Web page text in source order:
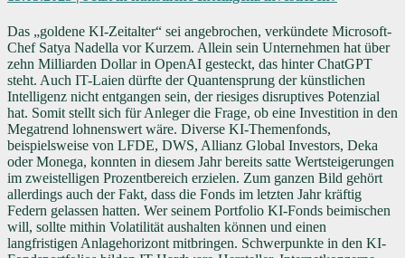
Das „goldene KI-Zeitalter“ sei angebrochen, verkündete Microsoft-
Chef Satya Nadella vor Kurzem. Allein sein Unternehmen hat über
zehn Milliarden Dollar in OpenAI gesteckt, das hinter ChatGPT
steht. Auch IT-Laien dürfte der Quantensprung der künstlichen
Intelligenz nicht entgangen sein, der riesiges disruptives Potenzial
hat. Somit stellt sich für Anleger die Frage, ob eine Investition in den
Megatrend lohnenswert wäre. Diverse KI-Themenfonds,
beispielsweise von LFDE, DWS, Allianz Global Investors, Deka
oder Monega, konnten in diesem Jahr bereits satte Wertsteigerungen
im zweistelligen Prozentbereich erzielen. Zum ganzen Bild gehört
allerdings auch der Fakt, dass die Fonds im letzten Jahr kräftig
Federn gelassen hatten. Wer seinem Portfolio KI-Fonds beimischen
will, sollte mithin Volatilität aushalten können und einen
langfristigen Anlagehorizont mitbringen. Schwerpunkte in den KI-